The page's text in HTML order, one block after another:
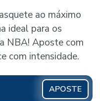
ao máximo
ideal para os
NBA! Aposte com
com intensidade.
APOSTE